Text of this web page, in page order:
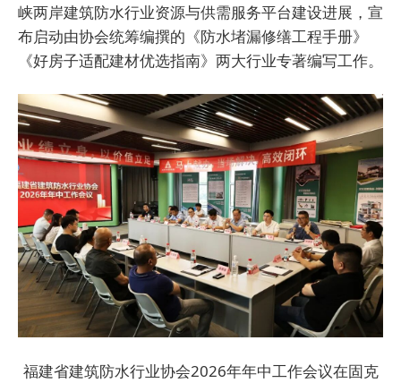
峡两岸建筑防水行业资源与供需服务平台建设进展，宣
布启动由协会统筹编撰的《防水堵漏修缮工程手册》
《好房子适配建材优选指南》两大行业专著编写工作。
福建省建筑防水行业协会2026年年中工作会议在固克